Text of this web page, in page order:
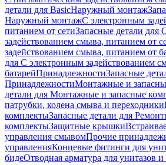
детали для BasicНаружный монтаж
Наружный монтажС электронным
питанием от сетиЗапасные детали для
задействованием смыва, питанием от
задействованием смыва, питанием от
для С электронным задействованием
батарейПринадлежностиЗапасные
ПринадлежностиМонтажные и
детали для Монтажные и запасные
патрубки, колена смыва и переходники
комплектыЗапасные детали для
комплектыЗащитные крышки
управления смывомПрочие
управленияКонцевые фитинги для
бидеОтводная арматура для унитазов